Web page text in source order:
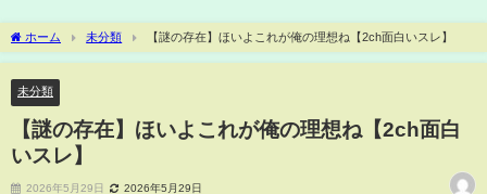
ホーム 未分類 【謎の存在】ほいよこれが俺の理想ね【2ch面白いスレ】
未分類
【謎の存在】ほいよこれが俺の理想ね【2ch面白
いスレ】
2026年5月29日 2026年5月29日